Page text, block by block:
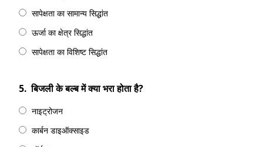
सापेक्षता का सामान्य सिद्धांत
ऊर्जा का क्षेत्र सिद्धांत
सापेक्षता का विशिष्ट सिद्धांत
5. बिजली के बल्ब में क्या भरा होता है?
नाइट्रोजन
कार्बन डाइऑक्साइड